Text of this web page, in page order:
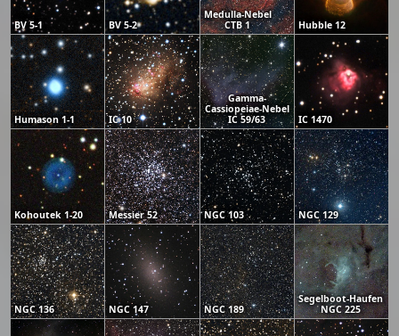
BV 5-1 BV 5-2
Medulla-Nebel
CTB 1
Hubble 12
Humason 1-1 IC 10
Gamma-
Cassiopeiae-Nebel
IC 59/63
IC 1470
Kohoutek 1-20 Messier 52 NGC 103 NGC 129
NGC 136 NGC 147 NGC 189
Segelboot-Haufen
NGC 225